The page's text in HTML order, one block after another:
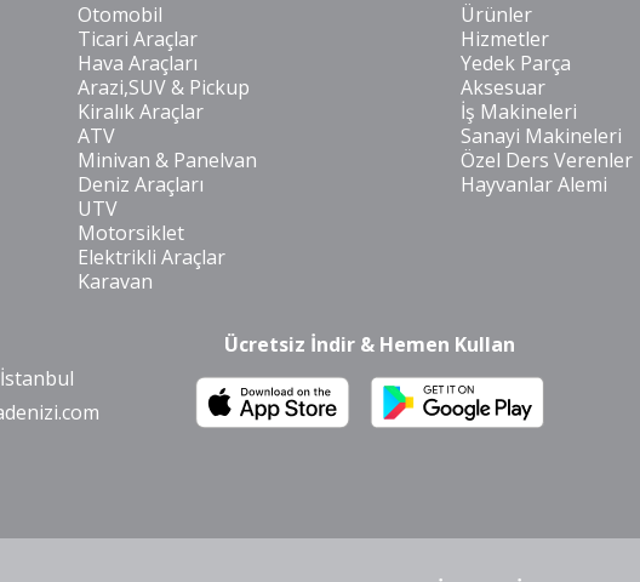
Otomobil
Ticari Araçlar
Hava Araçları
Arazi,SUV & Pickup
Kiralık Araçlar
ATV
Minivan & Panelvan
Deniz Araçları
UTV
Motorsiklet
Elektrikli Araçlar
Karavan
Ürünler
Hizmetler
Yedek Parça
Aksesuar
İş Makineleri
Sanayi Makineleri
Özel Ders Verenler
Hayvanlar Alemi
Ücretsiz İndir & Hemen Kullan